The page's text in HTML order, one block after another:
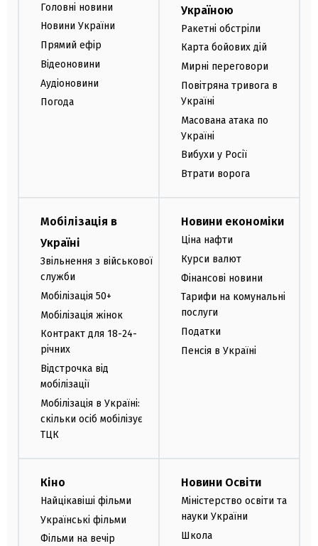
Головні новини
Новини України
Прямий ефір
Відеоновини
Аудіоновини
Погода
Україною
Ракетні обстріли
Карта бойових дій
Мирні переговори
Повітряна тривога в
Україні
Масована атака по
Україні
Вибухи у Росії
Втрати ворога
Мобілізація в
Україні
Звільнення з військової
служби
Мобілізація 50+
Мобілізація жінок
Контракт для 18-24-
річних
Відстрочка від
мобілізації
Мобілізація в Україні:
скільки осіб мобілізує
ТЦК
Новини економіки
Ціна нафти
Курси валют
Фінансові новини
Тарифи на комунальні
послуги
Податки
Пенсія в Україні
Кіно
Найцікавіші фільми
Українські фільми
Фільми на вечір
Новини Освіти
Міністерство освіти та
науки України
Школа